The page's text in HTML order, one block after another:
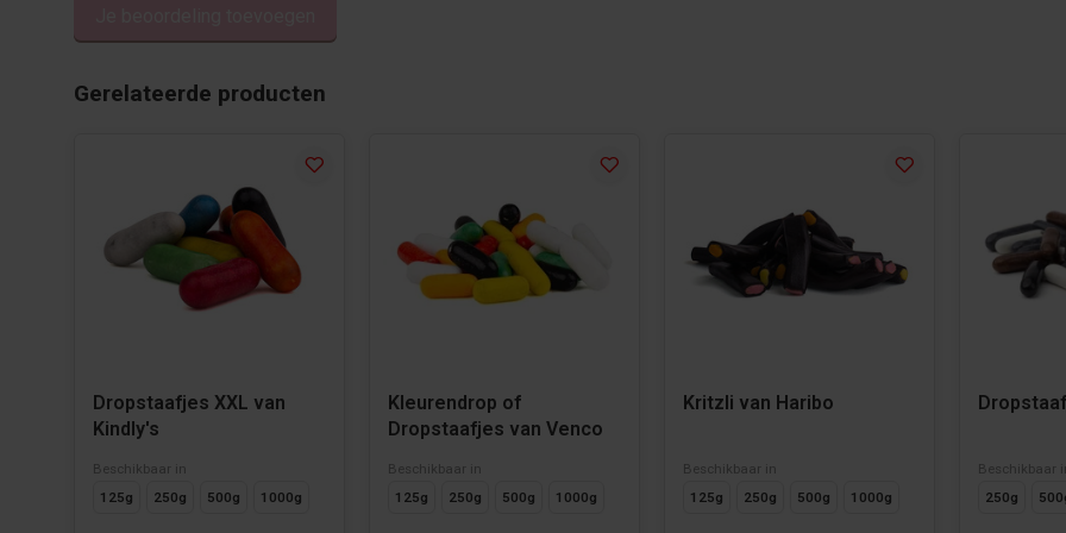
Geplaatst op 23/02/2024
Hard en zacht
Heerlijk apart zoet dropje
Geplaatst op 16/02/2024
Gerelateerde producten
Dropstaafjes XXL van
Kindly's
Beschikbaar in
125g
250g 500g 1000g
Kleurendrop of
Dropstaafjes van Venco
Beschikbaar in
125g
250g 500g 1000g
Kritzli van Haribo
Beschikbaar in
125g
250g 500g 1000g
Beschikbaar
250g